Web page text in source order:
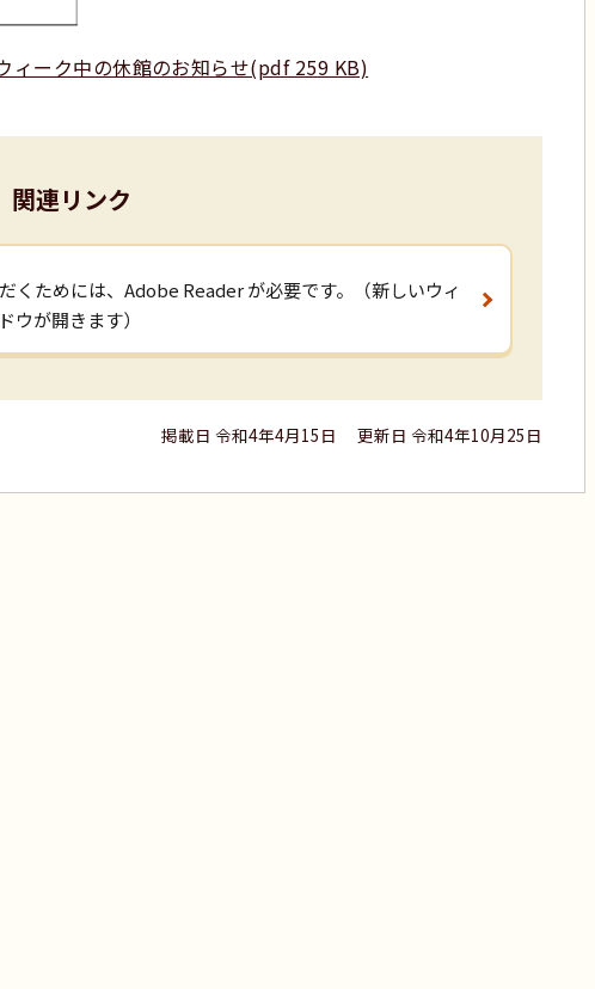
ィーク中の休館のお知らせ(pdf 259 KB)
関連リンク
くためには、Adobe Reader が必要です。（新しいウィ
ウが開きます）
掲載日 令和4年4月15日 更新日 令和4年10月25日